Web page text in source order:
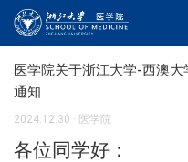
医学院关于浙江大学-西澳
通知
2024.12.30 · 医学院
各位同学好：